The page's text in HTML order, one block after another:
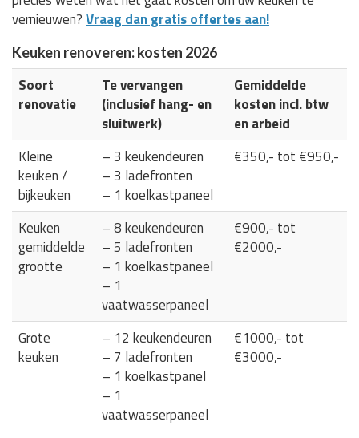
vernieuwen?Vraag dan gratis offertes aan!
Keuken renoveren: kosten 2026
Soort
renovatie
Te vervangen
(inclusief hang- en
sluitwerk)
Gemiddelde
kosten incl. btw
en arbeid
Kleine
keuken /
bijkeuken
– 3 keukendeuren
– 3 ladefronten
– 1 koelkastpaneel
€350,- tot €950,-
Keuken
gemiddelde
grootte
– 8 keukendeuren
– 5 ladefronten
– 1 koelkastpaneel
– 1
vaatwasserpaneel
€900,- tot
€2000,-
Grote
keuken
– 12 keukendeuren
– 7 ladefronten
– 1 koelkastpanel
– 1
vaatwasserpaneel
€1000,- tot
€3000,-